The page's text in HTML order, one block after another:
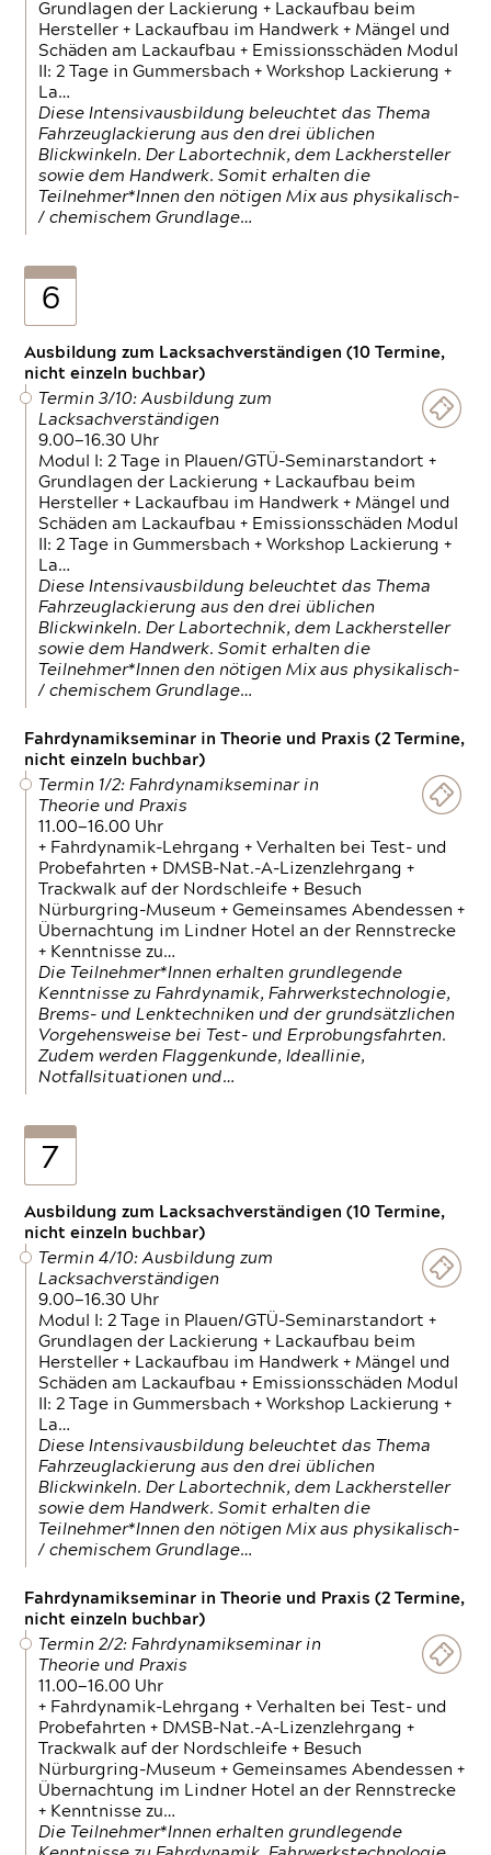
Grundlagen der Lackierung + Lackaufbau beim
Hersteller + Lackaufbau im Handwerk + Mängel und
Schäden am Lackaufbau + Emissionsschäden Modul
II: 2 Tage in Gummersbach + Workshop Lackierung +
La…
Diese Intensivausbildung beleuchtet das Thema
Fahrzeuglackierung aus den drei üblichen
Blickwinkeln. Der Labortechnik, dem Lackhersteller
sowie dem Handwerk. Somit erhalten die
Teilnehmer*Innen den nötigen Mix aus physikalisch-
/ chemischem Grundlage…
6
Ausbildung zum Lacksachverständigen (10 Termine,
nicht einzeln buchbar)
Termin 3/10: Ausbildung zum
Lacksachverständigen
9.00—16.30 Uhr
Modul I: 2 Tage in Plauen/GTÜ-Seminarstandort +
Grundlagen der Lackierung + Lackaufbau beim
Hersteller + Lackaufbau im Handwerk + Mängel und
Schäden am Lackaufbau + Emissionsschäden Modul
II: 2 Tage in Gummersbach + Workshop Lackierung +
La…
Diese Intensivausbildung beleuchtet das Thema
Fahrzeuglackierung aus den drei üblichen
Blickwinkeln. Der Labortechnik, dem Lackhersteller
sowie dem Handwerk. Somit erhalten die
Teilnehmer*Innen den nötigen Mix aus physikalisch-
/ chemischem Grundlage…
Fahrdynamikseminar in Theorie und Praxis (2 Termine,
nicht einzeln buchbar)
Termin 1/2: Fahrdynamikseminar in
Theorie und Praxis
11.00—16.00 Uhr
+ Fahrdynamik-Lehrgang + Verhalten bei Test- und
Probefahrten + DMSB-Nat.-A-Lizenzlehrgang +
Trackwalk auf der Nordschleife + Besuch
Nürburgring-Museum + Gemeinsames Abendessen +
Übernachtung im Lindner Hotel an der Rennstrecke
+ Kenntnisse zu…
Die Teilnehmer*Innen erhalten grundlegende
Kenntnisse zu Fahrdynamik, Fahrwerkstechnologie,
Brems- und Lenktechniken und der grundsätzlichen
Vorgehensweise bei Test- und Erprobungsfahrten.
Zudem werden Flaggenkunde, Ideallinie,
Notfallsituationen und…
7
Ausbildung zum Lacksachverständigen (10 Termine,
nicht einzeln buchbar)
Termin 4/10: Ausbildung zum
Lacksachverständigen
9.00—16.30 Uhr
Modul I: 2 Tage in Plauen/GTÜ-Seminarstandort +
Grundlagen der Lackierung + Lackaufbau beim
Hersteller + Lackaufbau im Handwerk + Mängel und
Schäden am Lackaufbau + Emissionsschäden Modul
II: 2 Tage in Gummersbach + Workshop Lackierung +
La…
Diese Intensivausbildung beleuchtet das Thema
Fahrzeuglackierung aus den drei üblichen
Blickwinkeln. Der Labortechnik, dem Lackhersteller
sowie dem Handwerk. Somit erhalten die
Teilnehmer*Innen den nötigen Mix aus physikalisch-
/ chemischem Grundlage…
Fahrdynamikseminar in Theorie und Praxis (2 Termine,
nicht einzeln buchbar)
Termin 2/2: Fahrdynamikseminar in
Theorie und Praxis
11.00—16.00 Uhr
+ Fahrdynamik-Lehrgang + Verhalten bei Test- und
Probefahrten + DMSB-Nat.-A-Lizenzlehrgang +
Trackwalk auf der Nordschleife + Besuch
Nürburgring-Museum + Gemeinsames Abendessen +
Übernachtung im Lindner Hotel an der Rennstrecke
+ Kenntnisse zu…
Die Teilnehmer*Innen erhalten grundlegende